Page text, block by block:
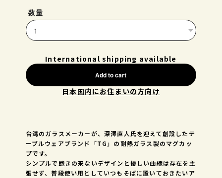
数量
International shipping available
Add to cart
日本国内にお住まいの方向け
台湾のガラスメーカーが、深澤直人氏を迎えて創設したテ
ーブルウェアブランド「TG」の耐熱ガラス製のマグカッ
プです。
シンプルで飽きの来ないデザインと優しい曲線は存在を主
張せず、普段使い用としていつもそばに置いておきたいア